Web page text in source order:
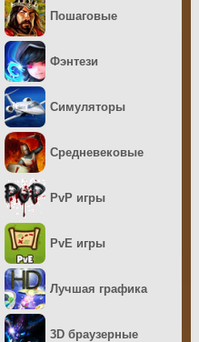
Пошаговые
Фэнтези
Симуляторы
Средневековые
PvP игры
PvE игры
Лучшая графика
3D браузерные